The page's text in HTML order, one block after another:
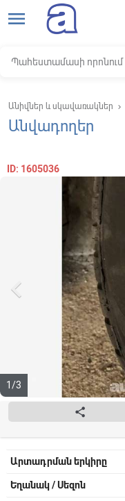
menu
Անիվներ և սկավառակներ keyboard_arrow_right
Անվադողեր
ID: 1605036
1/3


Արտադրման երկիրը
Եղանակ / Սեզոն